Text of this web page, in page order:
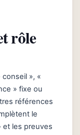
rôle
conseil », «
» fixe ou
références
le
et les preuves